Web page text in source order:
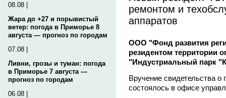
08.08 |
Жара до +27 и порывистый
ветер: погода в Приморье 8
августа — прогноз по городам
07.08 |
Ливни, грозы и туман: погода
в Приморье 7 августа —
прогноз по городам
06.08 |
ремонтом и
аппаратов
ООО "Фонд развития
резидентом территории
"Индустриальный парк
Вручение свидетельства о
состоялось в офисе